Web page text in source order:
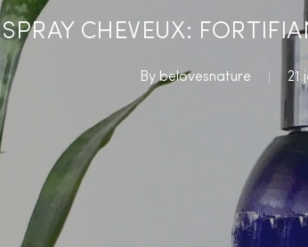
SPRAY CHEVEUX:
By belovesnature 21